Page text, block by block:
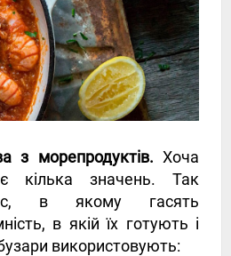
з морепродуктів. Хоча
кілька значень. Так
в якому гасять
в якій їх готують і
використовують: